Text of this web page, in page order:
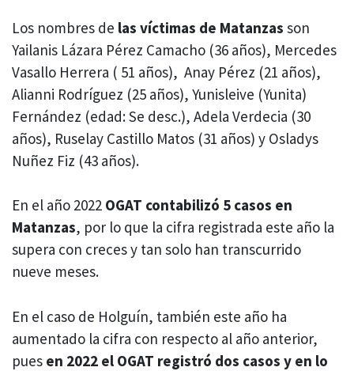
Los nombres de las víctimas de Matanzas son
Yailanis Lázara Pérez Camacho (36 años), Mercedes
Vasallo Herrera ( 51 años), Anay Pérez (21 años),
Alianni Rodríguez (25 años), Yunisleive (Yunita)
Fernández (edad: Se desc.), Adela Verdecia (30
años), Ruselay Castillo Matos (31 años) y Osladys
Nuñez Fiz (43 años).
En el año 2022 OGAT contabilizó 5 casos en
Matanzas, por lo que la cifra registrada este año la
supera con creces y tan solo han transcurrido
nueve meses.
En el caso de Holguín, también este año ha
aumentado la cifra con respecto al año anterior,
pues en 2022 el OGAT registró dos casos y en lo